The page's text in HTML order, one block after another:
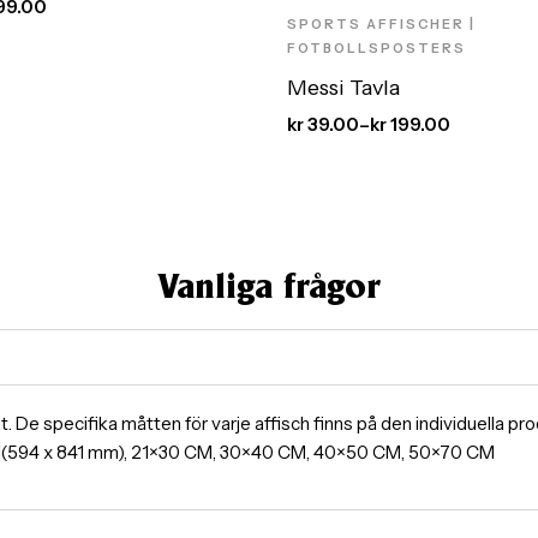
SPORTS AFFISCHER |
FOTBOLLSPOSTERS
Messi Tavla
kr39.00–kr199.00
Vanliga frågor
De specifika måtten för varje affisch finns på den individuella
x 841 mm), 21×30 CM, 30×40 CM, 40×50 CM, 50×70 CM